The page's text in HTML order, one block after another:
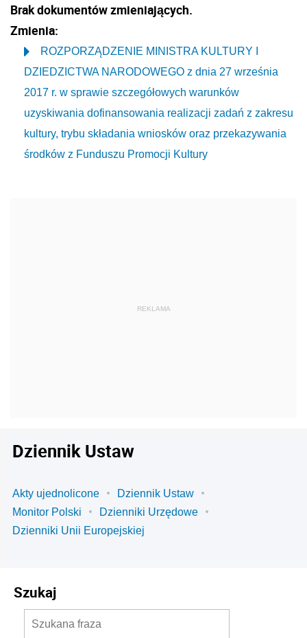
Brak dokumentów zmieniających.
Zmienia:
ROZPORZĄDZENIE MINISTRA KULTURY I
DZIEDZICTWA NARODOWEGO z dnia 27 września
2017 r. w sprawie szczegółowych warunków
uzyskiwania dofinansowania realizacji zadań z zakresu
kultury, trybu składania wniosków oraz przekazywania
środków z Funduszu Promocji Kultury
Dziennik Ustaw
Akty ujednolicone
Dziennik Ustaw
Monitor Polski
Dzienniki Urzędowe
Dzienniki Unii Europejskiej
Szukaj